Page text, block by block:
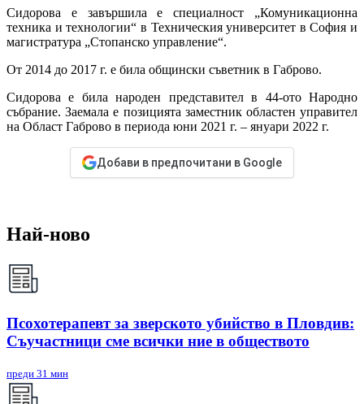
Сидорова е завършила е специалност „Комуникационна
техника и технологии“ в Техническия университет в София и
магистратура „Стопанско управление“.
От 2014 до 2017 г. е била общински съветник в Габрово.
Сидорова е била народен представител в 44-ото Народно
събрание. Заемала е позицията заместник областен управител
на Област Габрово в периода юни 2021 г. – януари 2022 г.
Добави в предпочитани в Google
Най-ново
Псохотерапевт за зверското убийство в Пловдив:
Съучастници сме всички ние в обществото
преди 31 мин